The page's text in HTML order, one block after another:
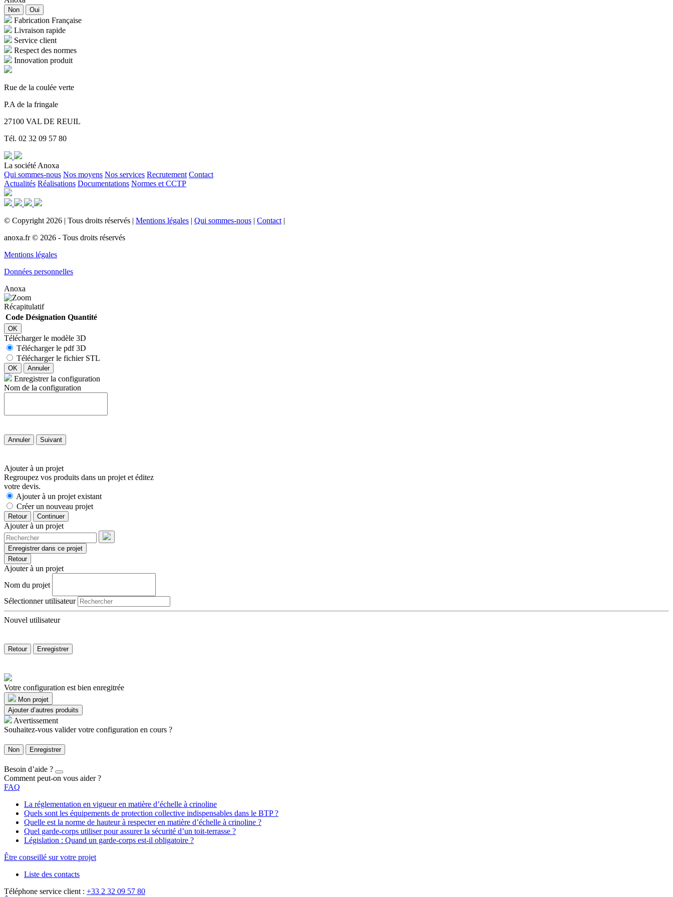
Non Oui
Fabrication Française
Livraison rapide
Service client
Respect des normes
Innovation produit
Rue de la coulée verte
P.A de la fringale
27100 VAL DE REUIL
Tél. 02 32 09 57 80
La société Anoxa
Qui sommes-nous Nos moyens Nos services Recrutement Contact
Actualités Réalisations Documentations Normes et CCTP
© Copyright 2026 | Tous droits réservés | Mentions légales | Qui sommes-nous | Contact |
anoxa.fr © 2026 - Tous droits réservés
Mentions légales
Données personnelles
Anoxa
Récapitulatif
Code Désignation Quantité
OK
Télécharger le modèle 3D
Télécharger le pdf 3D
Télécharger le fichier STL
OK Annuler
Enregistrer la configuration
Nom de la configuration
Annuler Suivant
Ajouter à un projet
Regroupez vos produits dans un projet et éditez
votre devis.
Ajouter à un projet existant
Créer un nouveau projet
Retour Continuer
Ajouter à un projet
Enregistrer dans ce projet
Retour
Ajouter à un projet
Nom du projet
Sélectionner utilisateur
Nouvel utilisateur
Retour Enregistrer
Votre configuration est bien enregitrée
Mon projet
Ajouter d’autres produits
Avertissement
Souhaitez-vous valider votre configuration en cours ?
Non Enregistrer
Besoin d’aide ?
Comment peut-on vous aider ?
FAQ
La réglementation en vigueur en matière d’échelle à crinoline
Quels sont les équipements de protection collective indispensables dans le BTP ?
Quelle est la norme de hauteur à respecter en matière d’échelle à crinoline ?
Quel garde-corps utiliser pour assurer la sécurité d’un toit-terrasse ?
Législation : Quand un garde-corps est-il obligatoire ?
Être conseillé sur votre projet
Liste des contacts
Téléphone service client : +33 2 32 09 57 80